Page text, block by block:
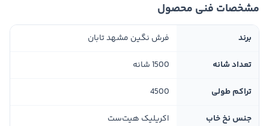
مشخصات فنی محصول
برند فرش نگین مشهد تابان
تعداد شانه 1500 شانه
تراکم طولی 4500
جنس نخ خاب اکریلیک هیت‌ست